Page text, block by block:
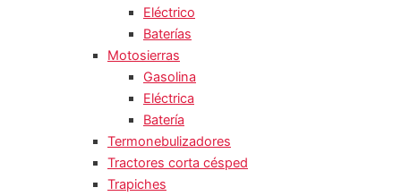
Eléctrico
Baterías
Motosierras
Gasolina
Eléctrica
Batería
Termonebulizadores
Tractores corta césped
Trapiches